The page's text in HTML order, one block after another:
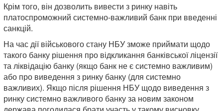
Крім того, він дозволить вивести з ринку навіть
платоспроможний системно-важливий банк при введенні
санкцій.
На час дії військового стану НБУ зможе приймати щодо
такого банку рішення про відкликання банківської ліцензії
та ліквідацію банку (якщо банк не є системно важливим)
або про виведення з ринку банку (для системно
важливих). Якщо після рішення НБУ щодо виведення з
ринку системно важливого банку за новим законом